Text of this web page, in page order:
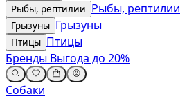
Рыбы, рептилии Рыбы, рептилии
Грызуны Грызуны
Птицы Птицы
Бренды Выгода до 20%
Собаки